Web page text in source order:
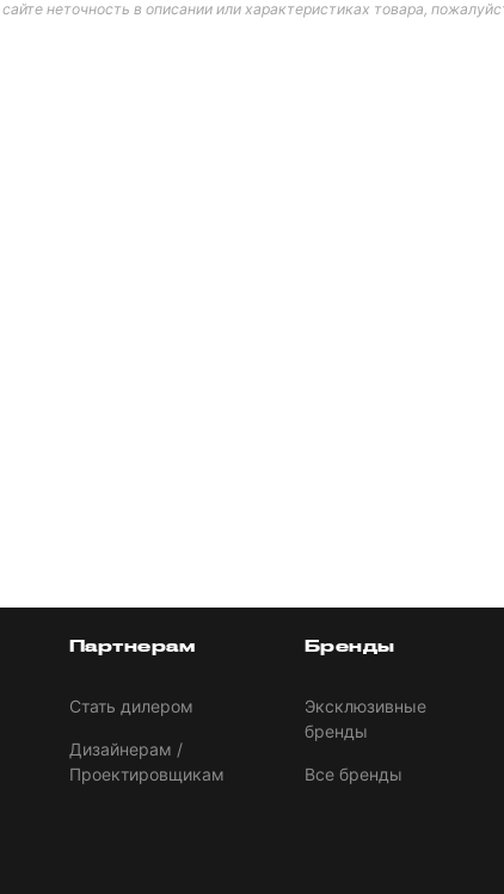
неточность в описании или характеристиках товара,
Партнерам
Стать дилером
Дизайнерам /
Проектировщикам
Бренды
Эксклюзивные
бренды
Все бренды